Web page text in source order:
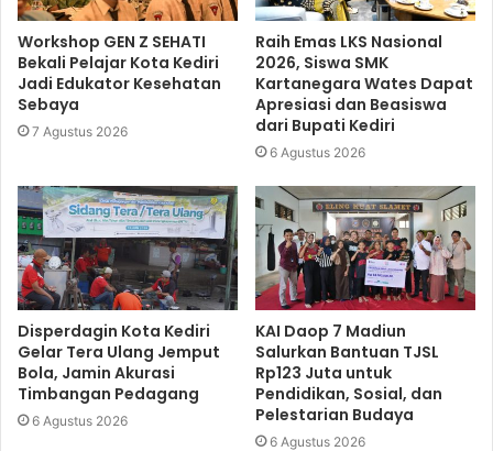
Workshop GEN Z SEHATI
Bekali Pelajar Kota Kediri
Jadi Edukator Kesehatan
Sebaya
7 Agustus 2026
Raih Emas LKS Nasional
2026, Siswa SMK
Kartanegara Wates Dapat
Apresiasi dan Beasiswa
dari Bupati Kediri
6 Agustus 2026
Disperdagin Kota Kediri
Gelar Tera Ulang Jemput
Bola, Jamin Akurasi
Timbangan Pedagang
6 Agustus 2026
KAI Daop 7 Madiun
Salurkan Bantuan TJSL
Rp123 Juta untuk
Pendidikan, Sosial, dan
Pelestarian Budaya
6 Agustus 2026